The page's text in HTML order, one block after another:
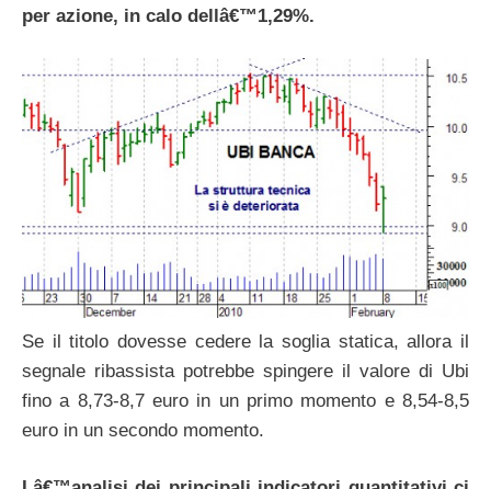
per azione, in calo dellâ€™1,29%.
Se il titolo dovesse cedere la soglia statica, allora il
segnale ribassista potrebbe spingere il valore di Ubi
fino a 8,73-8,7 euro in un primo momento e 8,54-8,5
euro in un secondo momento.